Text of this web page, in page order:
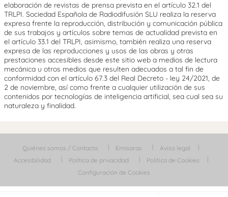
elaboración de revistas de prensa prevista en el artículo 32.1 del
TRLPI. Sociedad Española de Radiodifusión SLU realiza la reserva
expresa frente la reproducción, distribución y comunicación pública
de sus trabajos y artículos sobre temas de actualidad prevista en
el artículo 33.1 del TRLPI, asimismo, también realiza una reserva
expresa de las reproducciones y usos de las obras y otras
prestaciones accesibles desde este sitio web a medios de lectura
mecánica u otros medios que resulten adecuados a tal fin de
conformidad con el artículo 67.3 del Real Decreto - ley 24/2021, de
2 de noviembre, así como frente a cualquier utilización de sus
contenidos por tecnologías de inteligencia artificial, sea cual sea su
naturaleza y finalidad.
Quiénes somos / Contacta Emisoras
Aviso legal
Accesibilidad
Política de privacidad
Política de Cookies
Configuración de Cookies